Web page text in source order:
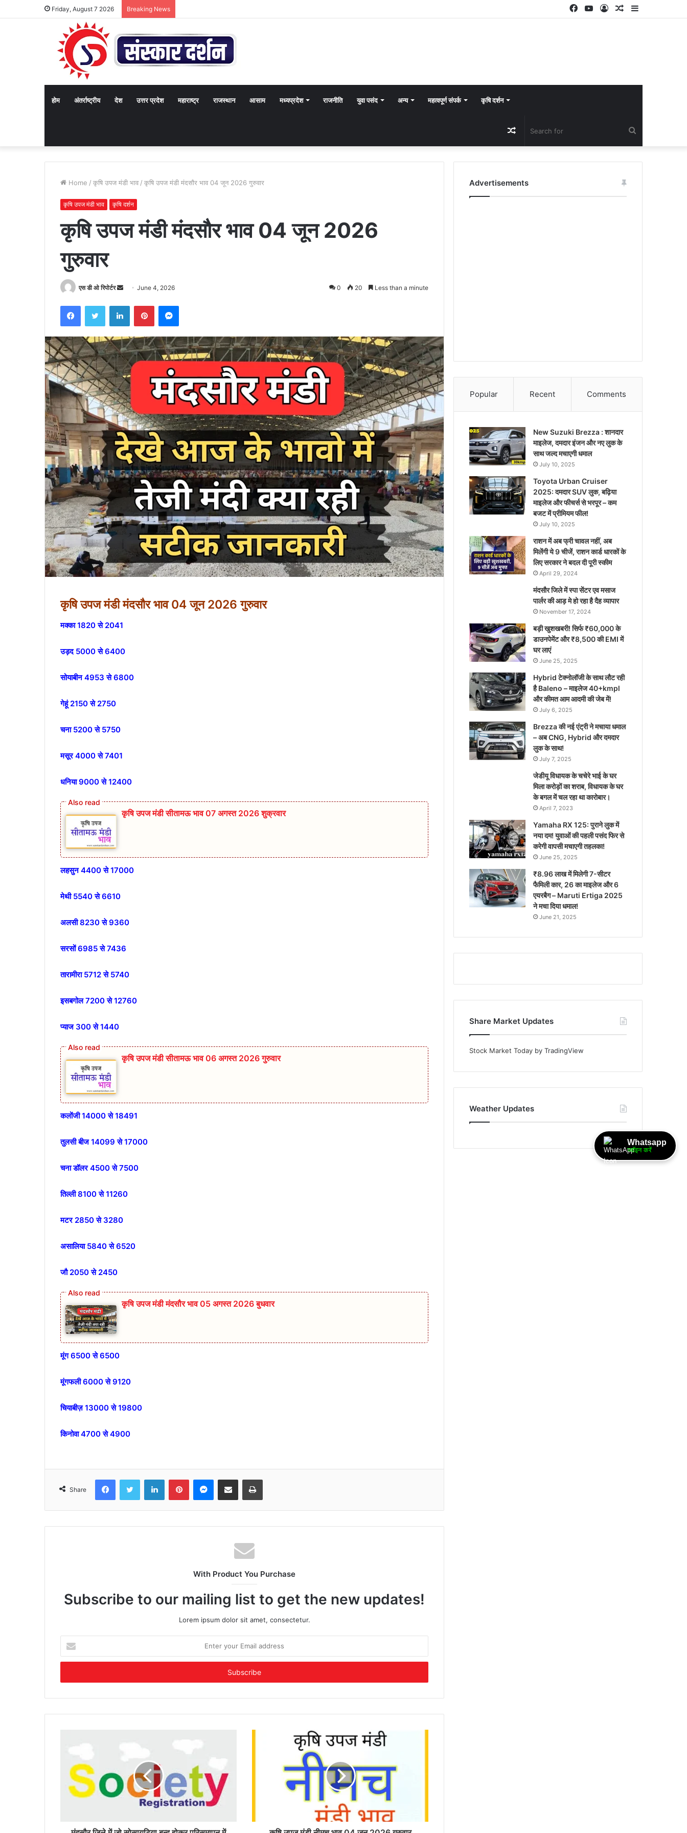
Friday, August 7 2026 Breaking News Sidebar
Random
Log
YouTube
Facebook
होम अंतर्राष्ट्रीय देश उत्तर प्रदेश महाराष्ट्र राजस्थान आसाम मध्यप्रदेश राजनीति युवा पसंद अन्य महत्वपूर्ण संपर्क कृषि दर्शन
for
Random
Article
Home / कृषि उपज मंडी भाव / कृषि उपज मंडी मंदसौर भाव 04 जून 2026 गुरुवार
कृषि उपज मंडी भाव कृषि दर्शन
कृषि उपज मंडी मंदसौर भाव 04 जून 2026
गुरुवार
एस डी ओ रिपोर्टर
SendJune 4, 2026 0 20 Less than a minute
FacebookTwitter LinkedInPinterestMessenger
कृषि उपज मंडी मंदसौर भाव 04 जून 2026 गुरुवार
मक्का 1820 से 2041
उड़द 5000 से 6400
सोयाबीन 4953 से 6800
गेहूं 2150 से 2750
चना 5200 से 5750
मसूर 4000 से 7401
धनिया 9000 से 12400
कृषि उपज मंडी सीतामऊ भाव 07 अगस्त 2026 शुक्रवार
लहसुन 4400 से 17000
मेथी 5540 से 6610
अलसी 8230 से 9360
सरसों 6985 से 7436
तारामीरा 5712 से 5740
इसबगोल 7200 से 12760
प्याज 300 से 1440
कृषि उपज मंडी सीतामऊ भाव 06 अगस्त 2026 गुरुवार
कलोंजी 14000 से 18491
तुलसी बीज 14099 से 17000
चना डॉलर 4500 से 7500
तिल्ली 8100 से 11260
मटर 2850 से 3280
असालिया 5840 से 6520
जौ 2050 से 2450
कृषि उपज मंडी मंदसौर भाव 05 अगस्त 2026 बुधवार
मूंग 6500 से 6500
मूंगफली 6000 से 9120
चियाबीज़ 13000 से 19800
किनोवा 4700 से 4900
Share
FacebookTwitter LinkedInPinterestMessenger
Share via Email Print
With Product You Purchase
Subscribe to our mailing list to get the new updates!
Lorem ipsum dolor sit amet, consectetur.
your
Email
Advertisements
Popular Recent Comments
New Suzuki Brezza : शानदार
माइलेज, दमदार इंजन और नए लुक के
साथ जल्द मचाएगी धमाल
July 10, 2025
Toyota Urban Cruiser
2025: दमदार SUV लुक, बढ़िया
माइलेज और फीचर्स से भरपूर – कम
बजट में प्रीमियम फील!
July 10, 2025
राशन में अब फ्री चावल नहीं, अब
मिलेंगी ये 9 चीजें, राशन कार्ड धारकों के
लिए सरकार ने बदल दी पूरी स्कीम
April 29, 2024
मंदसौर जिले में स्पा सेंटर एव मसाज
पार्लर की आड़ मे हो रहा है दैह व्यापार
November 17, 2024
बड़ी खुशखबरी! सिर्फ ₹60,000 के
डाउनपेमेंट और ₹8,500 की EMI में
घर लाएं
June 25, 2025
Hybrid टेक्नोलॉजी के साथ लौट रही
है Baleno – माइलेज 40+kmpl
और कीमत आम आदमी की जेब में!
July 6, 2025
Brezza की नई एंट्री ने मचाया धमाल
– अब CNG, Hybrid और दमदार
लुक के साथ!
July 7, 2025
जेडीयू विधायक के चचेरे भाई के घर
मिला करोड़ों का शराब, विधायक के घर
के बगल में चल रहा था कारोबार।
April 7, 2023
Yamaha RX 125: पुराने लुक में
नया दम! युवाओं की पहली पसंद फिर से
करेगी वापसी मचाएगी तहलका!
June 25, 2025
₹8.96 लाख में मिलेगी 7-सीटर
फैमिली कार, 26 का माइलेज और 6
एयरबैग – Maruti Ertiga 2025
ने मचा दिया धमाल!
June 21, 2025
Share Market Updates
Stock Market Today by TradingView
Weather Updates
Whatsapp
ज्वॉइन करें